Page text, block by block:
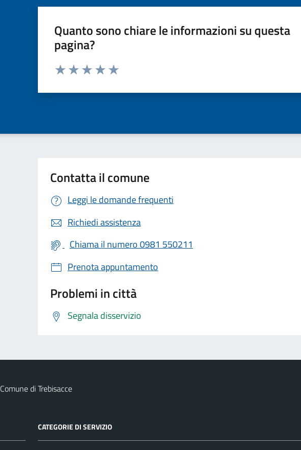
Quanto sono chiare le informazioni su questa
pagina?
Valuta da 1 a 5 stelle la pagina
Contatta il comune
Leggi le domande frequenti
Richiedi assistenza
Chiama il numero 0981 550211
Prenota appuntamento
Problemi in città
Segnala disservizio
Comune di Trebisacce
CATEGORIE DI SERVIZIO